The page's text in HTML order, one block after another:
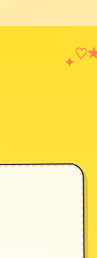
✦♡